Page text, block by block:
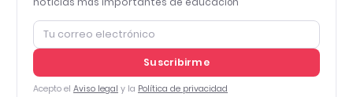
Suscribirme
Acepto el Aviso legal y la Política de privacidad